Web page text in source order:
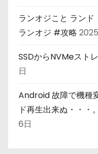
ランオジこと ラン
ランオジ #攻略
SSDからNVMeスト
日
Android 故障で機種
ド再生出来ぬ・・
6日